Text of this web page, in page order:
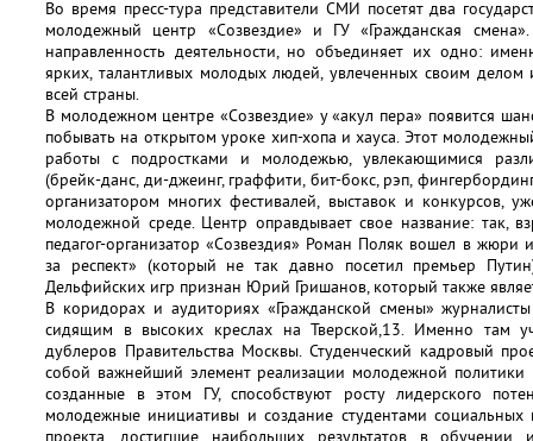
Во время пресс-тура представители СМИ посетят два
молодежный центр «Созвездие» и ГУ «Гражданская
направленность деятельности, но объединяет их одно:
ярких, талантливых молодых людей, увлеченных своим
всей страны.
В молодежном центре «Созвездие» у «акул пера» появится
побывать на открытом уроке хип-хопа и хауса. Этот
работы с подростками и молодежью, увлекающимися
(брейк-данс, ди-джеинг, граффити, бит-бокс, рэп,
организатором многих фестивалей, выставок и конкурсов,
молодежной среде. Центр оправдывает свое название: так,
педагог-организатор «Созвездия» Роман Поляк вошел в жюри
за респект» (который не так давно посетил премьер
Дельфийских игр признан Юрий Гришанов, который также
В коридорах и аудиториях «Гражданской смены»
сидящим в высоких креслах на Тверской,13. Именно там
дублеров Правительства Москвы. Студенческий кадровый
собой важнейший элемент реализации молодежной
созданные в этом ГУ, способствуют росту лидерского
молодежные инициативы и создание студентами
проекта, достигшие наибольших результатов в обучении